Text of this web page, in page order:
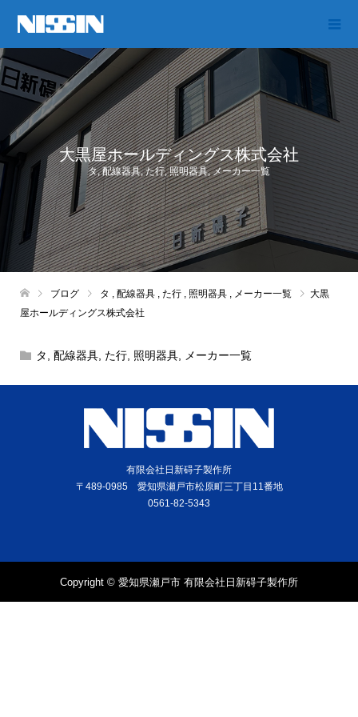
大黒屋ホールディングス株式会社
タ,配線器具,た行,照明器具,メーカー一覧
ブログ タ 配線器具 た行 照明器具 メーカー一覧
大黒
屋ホールディングス株式会社
タ 配線器具, た行, 照明器具, メーカー一覧
有限会社日新碍子製作所
〒489-0985 愛知県瀬戸市松原町三丁目11番地
0561-82-5343
Copyright © 愛知県瀬戸市 有限会社日新碍子製作所